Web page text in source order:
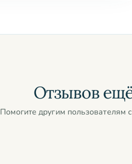
Отзывов
Помогите другим пользователям